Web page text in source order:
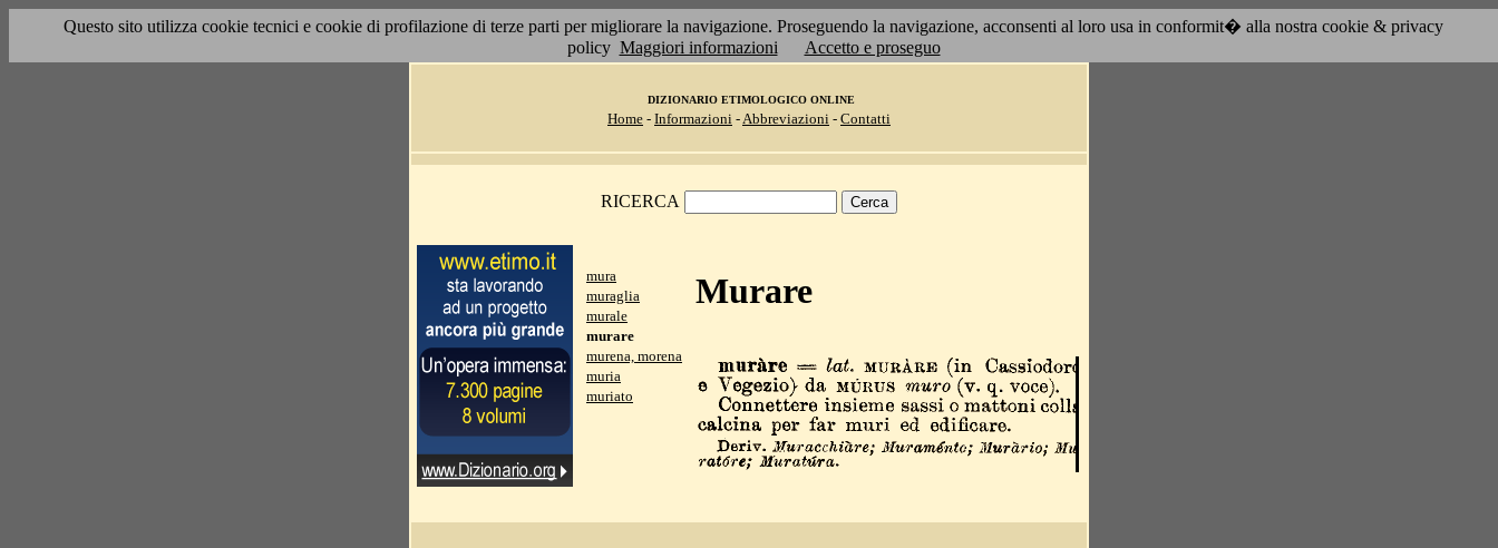
Questo sito utilizza cookie tecnici e cookie di profilazione di terze parti per migliorare la navigazione. Proseguendo la navigazione, acconsenti al loro usa in conformit� alla nostra cookie & privacy
policy Maggiori informazioni Accetto e proseguo
DIZIONARIO ETIMOLOGICO ONLINE
Home - Informazioni -Abbreviazioni - Contatti
RICERCA
mura
muraglia
murale
murare
murena, morena
muria
muriato
Murare